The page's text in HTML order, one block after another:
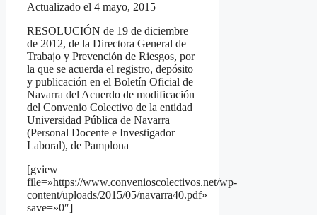
Actualizado el 4 mayo, 2015
RESOLUCIÓN de 19 de diciembre
de 2012, de la Directora General de
Trabajo y Prevención de Riesgos, por
la que se acuerda el registro, depósito
y publicación en el Boletín Oficial de
Navarra del Acuerdo de modificación
del Convenio Colectivo de la entidad
Universidad Pública de Navarra
(Personal Docente e Investigador
Laboral), de Pamplona
[gview
file=»https://www.convenioscolectivos.net/wp-
content/uploads/2015/05/navarra40.pdf»
save=»0″]